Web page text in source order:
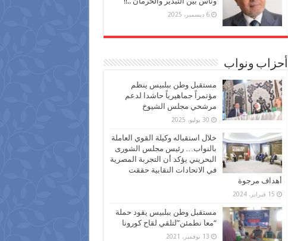
6 ديسمبر، 2025
أحزاب ونواب
مستقبل وطن ببلبيس ينظم
مؤتمراً جماهيرياً حاشدا لدعم
مرشحي مجلس الشيوخ
30 يوليو، 2025
خلال استقباله وكيلة القوي العاملة
بالنواب… رئيس مجلس الشورى
البحريني يؤكد أن التجربة المصرية
في الاتحادات النقابية حققت
أهداف مرجوة
15 فبراير، 2024
مستقبل وطن ببلبيس يقود حملة
“معا نطمئن”لتلقي لقاح كورونا
13 نوفمبر، 2021